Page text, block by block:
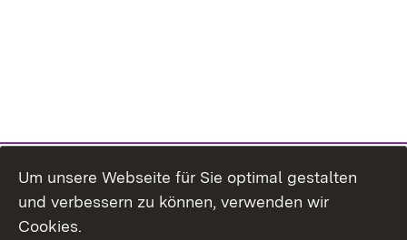
Um unsere Webseite für Sie optimal gestalten
und verbessern zu können, verwenden wir
Cookies.